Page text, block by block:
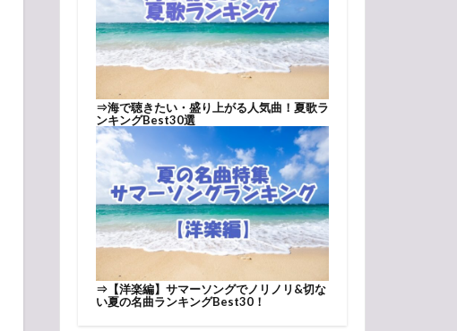
⇒海で聴きたい・盛り上がる人気曲！夏歌ラ
ンキングBest30選
⇒ 【洋楽編】サマーソングでノリノリ&切な
い夏の名曲ランキングBest30！